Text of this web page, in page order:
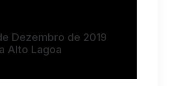
Dezembro de 2019
Alto Lagoa